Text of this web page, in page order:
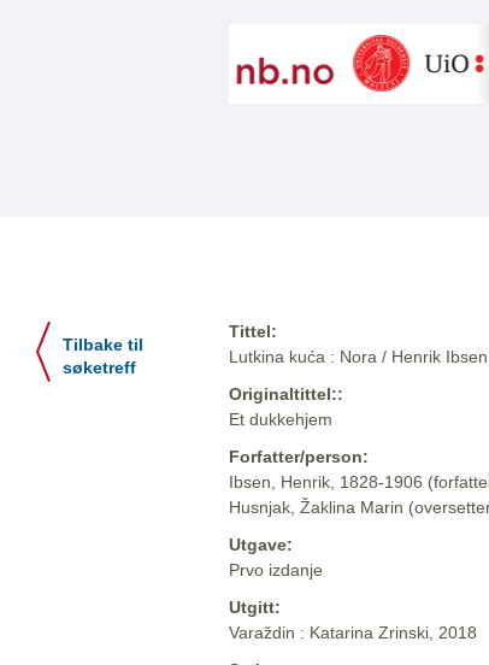
Tilbake til
søketreff
Tittel:
Lutkina kuća : Nora / Henrik
Originaltittel::
Et dukkehjem
Forfatter/person:
Ibsen, Henrik, 1828-1906
Husnjak, Žaklina Marin
Utgave:
Prvo izdanje
Utgitt:
Varaždin : Katarina Zrinski, 2018